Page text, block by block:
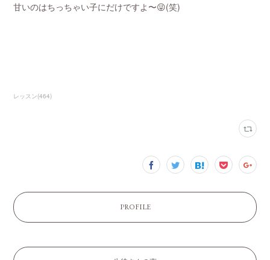
甘いのはちっちゃい子にだけですよ〜😜(笑)
レッスン(464)
PROFILE